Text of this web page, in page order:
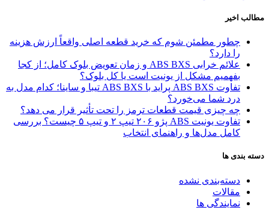
مطالب اخیر
چطور مطمئن شوم که خرید قطعه اصلی واقعاً ارزش هزینه
را دارد؟
علائم خرابی ABS BXS و زمان تعویض بلوک کامل؛ از کجا
بفهمیم مشکل از یونیت است یا کل بلوک؟
تفاوت ABS BXS پراید با ABS BXS تیبا و ساینا؛ کدام مدل به
درد شما می‌خورد؟
چه چیزی قیمت قطعات ترمز را تحت تأثیر قرار می دهد؟
تفاوت یونیت ABS پژو ۲۰۶ تیپ ۲ و تیپ ۵ چیست؟ بررسی
کامل مدل‌ها و راهنمای انتخاب
دسته بندی ها
دسته‌بندی نشده
مقالات
نمایندگی ها